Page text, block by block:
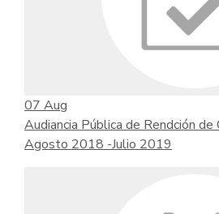
07 Aug
Audiancia Pública de Rendción de
Agosto 2018 -Julio 2019